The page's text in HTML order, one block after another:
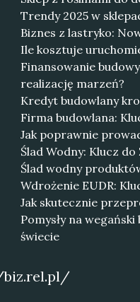
Trendy 2025 w
Biznes z lastryko:
Ile kosztuje
Finansowanie
realizację marzeń?
Kredyt budowlany
Firma budowlana:
Jak poprawnie
Ślad Wodny: Klucz
Ślad wodny
Wdrożenie EUDR:
Jak skutecznie
Pomysły na
świecie